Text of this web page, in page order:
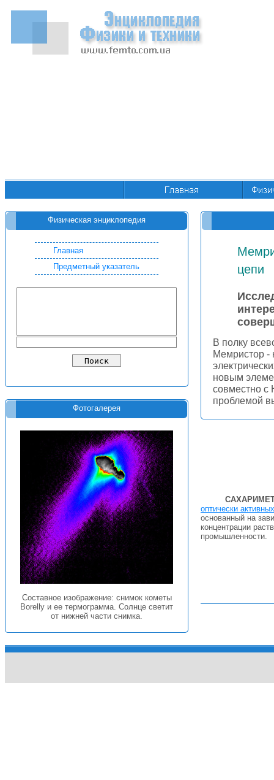
Физическая энциклопедия
Главная
Предметный указатель
Фотогалерея
Составное изображение: снимок кометы
Borelly и ее термограмма. Солнце светит
от нижней части снимка.
цепи
В полку
Мемристор -
новым
совместно с
проблемой
оптически
основанный на
концентрации
промышленности.